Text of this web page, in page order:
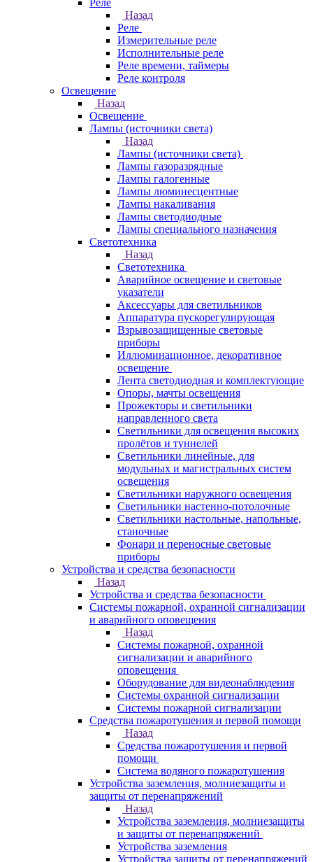
Реле
Назад
Реле
Измерительные реле
Исполнительные реле
Реле времени, таймеры
Реле контроля
Освещение
Назад
Освещение
Лампы (источники света)
Назад
Лампы (источники света)
Лампы газоразрядные
Лампы галогенные
Лампы люминесцентные
Лампы накаливания
Лампы светодиодные
Лампы специального назначения
Светотехника
Назад
Светотехника
Аварийное освещение и световые
указатели
Аксессуары для светильников
Аппаратура пускорегулирующая
Взрывозащищенные световые
приборы
Иллюминационное, декоративное
освещение
Лента светодиодная и комплектующие
Опоры, мачты освещения
Прожекторы и светильники
направленного света
Светильники для освещения высоких
пролётов и туннелей
Светильники линейные, для
модульных и магистральных систем
освещения
Светильники наружного освещения
Светильники настенно-потолочные
Светильники настольные, напольные,
станочные
Фонари и переносные световые
приборы
Устройства и средства безопасности
Назад
Устройства и средства безопасности
Системы пожарной, охранной сигнализации
и аварийного оповещения
Назад
Системы пожарной, охранной
сигнализации и аварийного
оповещения
Оборудование для видеонаблюдения
Системы охранной сигнализации
Системы пожарной сигнализации
Средства пожаротушения и первой помощи
Назад
Средства пожаротушения и первой
помощи
Система водяного пожаротушения
Устройства заземления, молниезащиты и
защиты от перенапряжений
Назад
Устройства заземления, молниезащиты
и защиты от перенапряжений
Устройства заземления
Устройства защиты от перенапряжений